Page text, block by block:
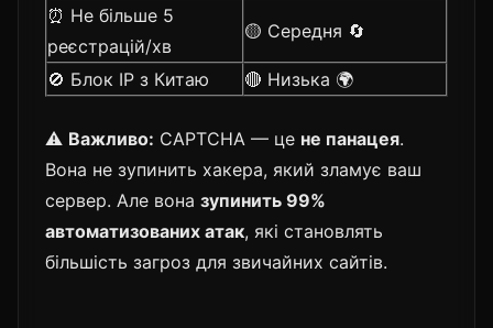
⏰ Не більше 5
реєстрацій/хв
🟡 Середня 🔄
🚫 Блок IP з Китаю 🔴 Низька 🌍
⚠️ Важливо: CAPTCHA — це не панацея.
Вона не зупинить хакера, який зламує ваш
сервер. Але вона зупинить 99%
автоматизованих атак, які становлять
більшість загроз для звичайних сайтів.